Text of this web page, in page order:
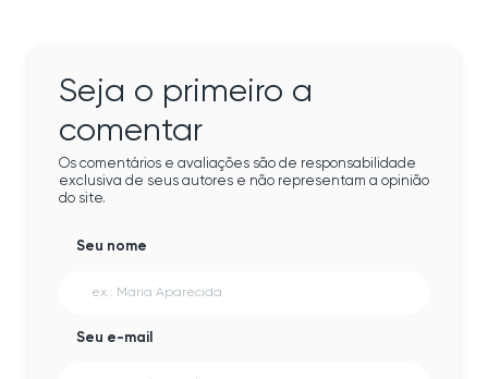
Seja o primeiro a
comentar
Os comentários e avaliações são de responsabilidade
exclusiva de seus autores e não representam a opinião
do site.
Seu nome
Seu e-mail